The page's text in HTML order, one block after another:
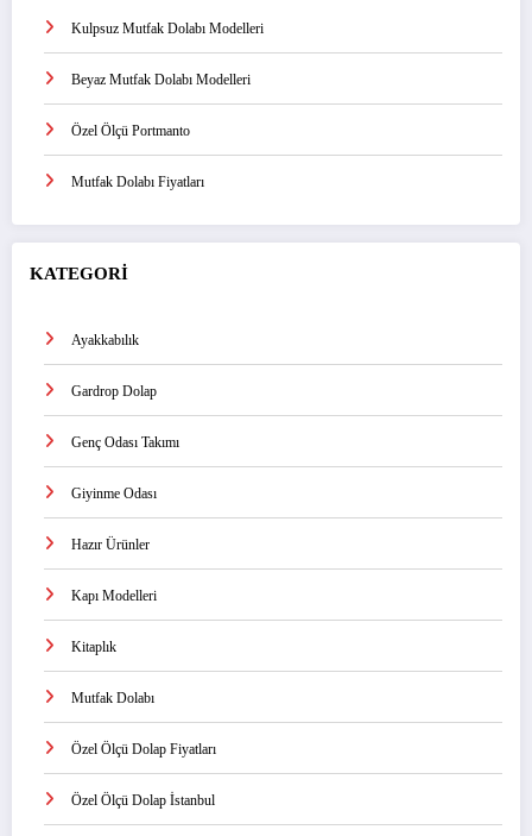
Kulpsuz Mutfak Dolabı Modelleri
Beyaz Mutfak Dolabı Modelleri
Özel Ölçü Portmanto
Mutfak Dolabı Fiyatları
KATEGORİ
Ayakkabılık
Gardrop Dolap
Genç Odası Takımı
Giyinme Odası
Hazır Ürünler
Kapı Modelleri
Kitaplık
Mutfak Dolabı
Özel Ölçü Dolap Fiyatları
Özel Ölçü Dolap İstanbul